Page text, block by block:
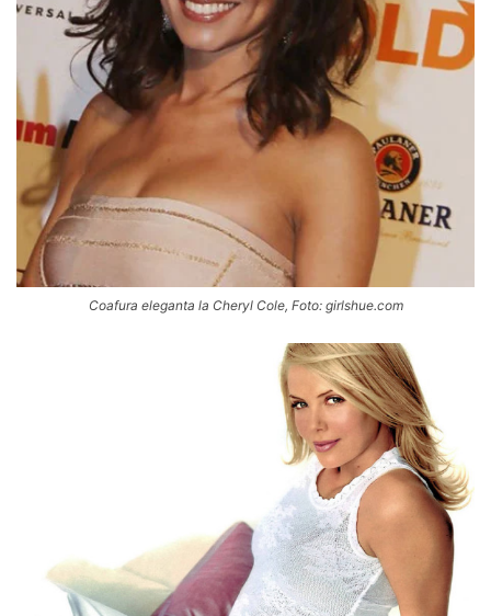
Coafura eleganta la Cheryl Cole, Foto: girlshue.com